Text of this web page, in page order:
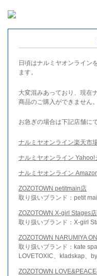
日頃はナルミヤオンライン
ます。
大変混みあっており、現在
商品のご購入ができません。
お急ぎの場合は下記店舗に
ナルミヤオンライン楽天市
ナルミヤオンライン
ナルミヤオンライン
ZOZOTOWN petitmain店
取り扱いブランド：petit
ZOZOTOWN X-girl Stages店
取り扱いブランド：X-girl
ZOZOTOWN NARUMIYA
取り扱いブランド：kate
LOVETOXIC、kladskap、
ZOZOTOWN